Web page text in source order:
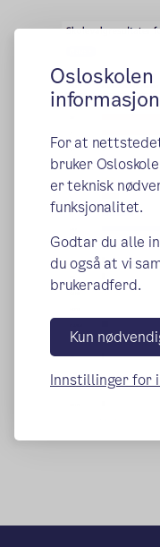
For at
bruker
er teknisk
funksjonalitet.
Godtar du alle
du også at vi
brukeradferd.
Kun
Innstillinger for